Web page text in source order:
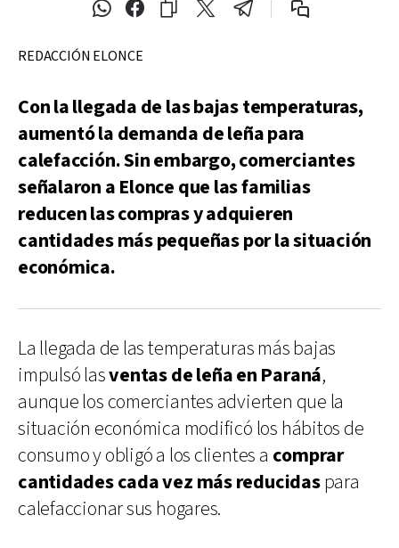
REDACCIÓN ELONCE
Con la llegada de las bajas temperaturas,
aumentó la demanda de leña para
calefacción. Sin embargo, comerciantes
señalaron a Elonce que las familias
reducen las compras y adquieren
cantidades más pequeñas por la situación
económica.
La llegada de las temperaturas más bajas
impulsó lasventas de leña en Paraná,
aunque los comerciantes advierten que la
situación económica modificó los hábitos de
consumo y obligó a los clientes a comprar
cantidades cada vez más reducidaspara
calefaccionar sus hogares.